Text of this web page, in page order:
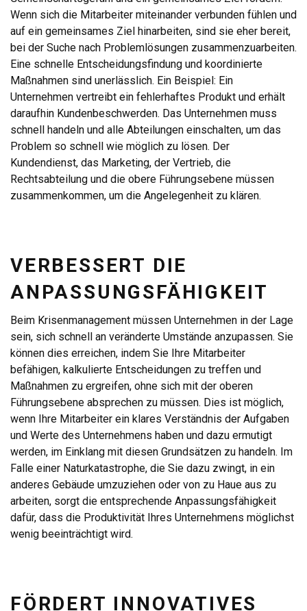
Wenn sich die Mitarbeiter miteinander verbunden fühlen und
auf ein gemeinsames Ziel hinarbeiten, sind sie eher bereit,
bei der Suche nach Problemlösungen zusammenzuarbeiten.
Eine schnelle Entscheidungsfindung und koordinierte
Maßnahmen sind unerlässlich. Ein Beispiel: Ein
Unternehmen vertreibt ein fehlerhaftes Produkt und erhält
daraufhin Kundenbeschwerden. Das Unternehmen muss
schnell handeln und alle Abteilungen einschalten, um das
Problem so schnell wie möglich zu lösen. Der
Kundendienst, das Marketing, der Vertrieb, die
Rechtsabteilung und die obere Führungsebene müssen
zusammenkommen, um die Angelegenheit zu klären.
VERBESSERT DIE
ANPASSUNGSFÄHIGKEIT
Beim Krisenmanagement müssen Unternehmen in der Lage
sein, sich schnell an veränderte Umstände anzupassen. Sie
können dies erreichen, indem Sie Ihre Mitarbeiter
befähigen, kalkulierte Entscheidungen zu treffen und
Maßnahmen zu ergreifen, ohne sich mit der oberen
Führungsebene absprechen zu müssen. Dies ist möglich,
wenn Ihre Mitarbeiter ein klares Verständnis der Aufgaben
und Werte des Unternehmens haben und dazu ermutigt
werden, im Einklang mit diesen Grundsätzen zu handeln. Im
Falle einer Naturkatastrophe, die Sie dazu zwingt, in ein
anderes Gebäude umzuziehen oder von zu Haue aus zu
arbeiten, sorgt die entsprechende Anpassungsfähigkeit
dafür, dass die Produktivität Ihres Unternehmens möglichst
wenig beeinträchtigt wird.
FÖRDERT INNOVATIVES